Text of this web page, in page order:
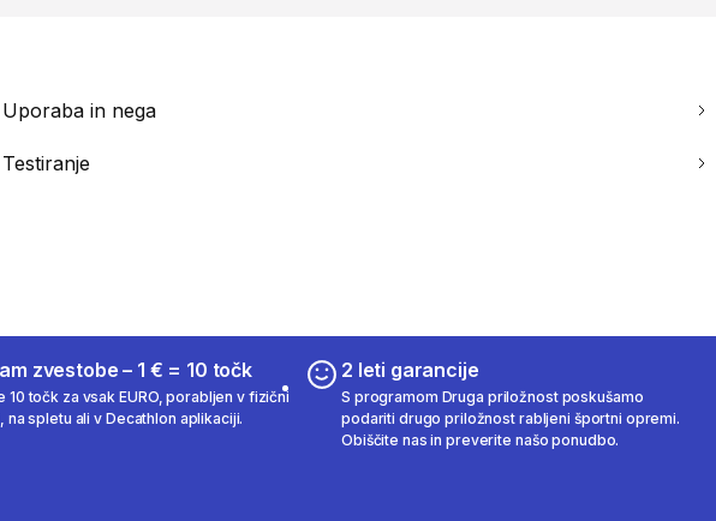
Uporaba in nega
Testiranje
zvestobe – 1 € = 10 točk
10 točk za vsak EURO, porabljen v fizični
na spletu ali v Decathlon aplikaciji.
2 leti garancije
S programom Druga priložnost poskušamo
podariti drugo priložnost rabljeni športni opremi.
Obiščite nas in preverite našo ponudbo.